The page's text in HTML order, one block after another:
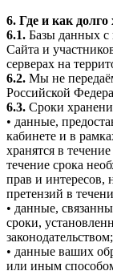
6. Где и как
6.1. Базы данных с
Сайта и
серверах на
6.2. Мы не
Российской
6.3. Сроки
• данные,
кабинете и в
хранятся в
течение срока
прав и
претензий в
• данные,
сроки,
законодательством;
• данные ваших
или иным